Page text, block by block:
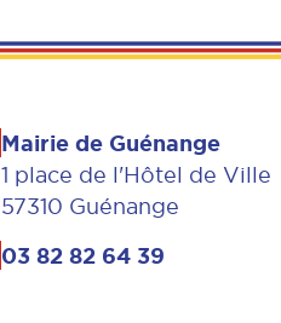
Mairie de Guénange
1 place de l'Hôtel de Ville
57310 Guénange
03 82 82 64 39